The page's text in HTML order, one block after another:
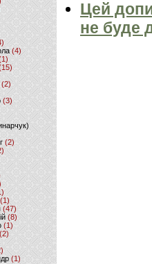
(4)
(2)
(3)
(2)
(47)
(8)
(1)
(2)
(1)
Цей
не буде